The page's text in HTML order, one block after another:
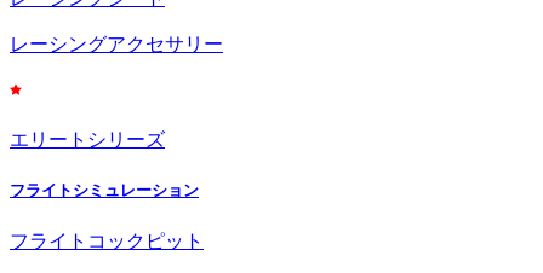
レーシングアクセサリー
エリートシリーズ
フライトシミュレーション
フライトコックピット